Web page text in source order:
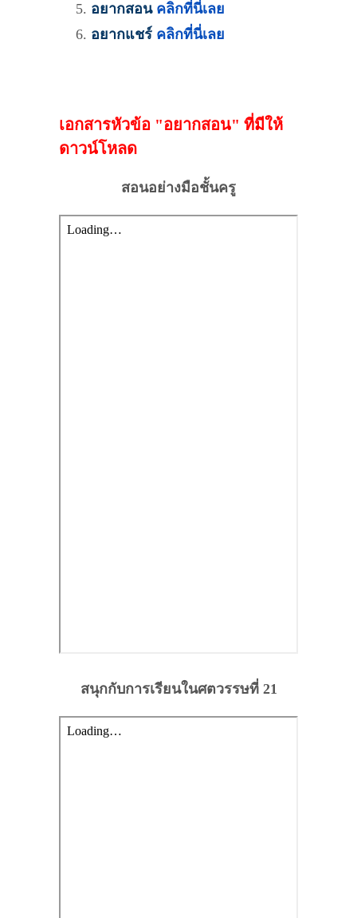
อยากสอน คลิกที่นี่เลย
อยากแชร์ คลิกที่นี่เลย
เอกสารหัวข้อ "อยากสอน" ที่มีให้
ดาวน์โหลด
สอนอย่างมือชั้นครู
สนุกกับการเรียนในศตวรรษที่ 21